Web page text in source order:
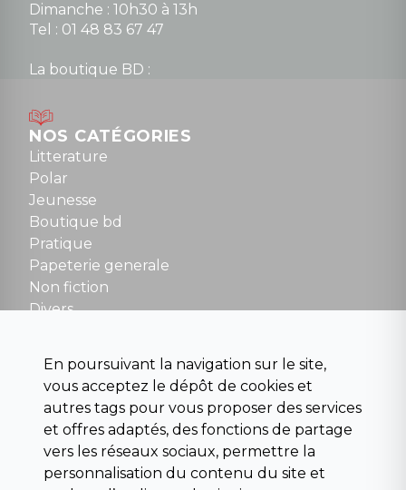
Dimanche : 10h30 à 13h
Tel : 01 48 83 67 47
La boutique BD :
Mardi au samedi : 10h à 13h / 14h à 19h
Dimanche : 10h30 à 12h30
Tel : 01 48 89 13 88
Fermé le dimanche en Juillet et Août
NOUS CONTACTER
contact@la-griffe-noire.com
NOS CATÉGORIES
Litterature
Polar
Jeunesse
Boutique bd
Pratique
Papeterie generale
Non fiction
Divers
Para scolaire
Histoire
Pochoteque
Pleiade
En poursuivant la navigation sur le site,
vous acceptez le dépôt de cookies et
autres tags pour vous proposer des services
et offres adaptés, des fonctions de partage
vers les réseaux sociaux, permettre la
personnalisation du contenu du site et